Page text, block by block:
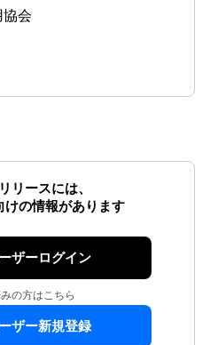
会
リースには、
けの情報があります
ザーログイン
の方はこちら
ザー新規登録